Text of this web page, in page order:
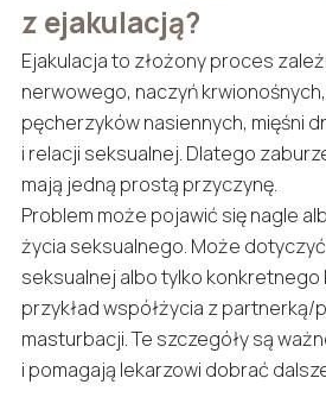
z ejakulacją?
Ejakulacja to złożony proces
nerwowego, naczyń
pęcherzyków nasiennych, mięśni
i relacji seksualnej. Dlatego
mają jedną prostą przyczynę.
Problem może pojawić się nagle
życia seksualnego. Może
seksualnej albo tylko konkretnego
przykład współżycia z partnerką/
masturbacji. Te szczegóły są
i pomagają lekarzowi dobrać